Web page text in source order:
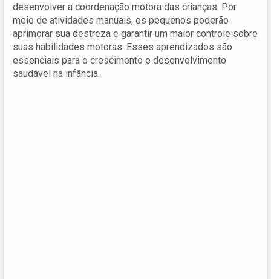
desenvolver a coordenação motora das crianças. Por
meio de atividades manuais, os pequenos poderão
aprimorar sua destreza e garantir um maior controle sobre
suas habilidades motoras. Esses aprendizados são
essenciais para o crescimento e desenvolvimento
saudável na infância.